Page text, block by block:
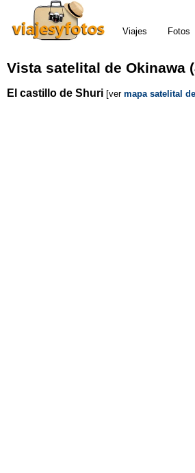
Viajes Fotos
Vista satelital de Okinawa
El castillo de Shuri [ver mapa satelital